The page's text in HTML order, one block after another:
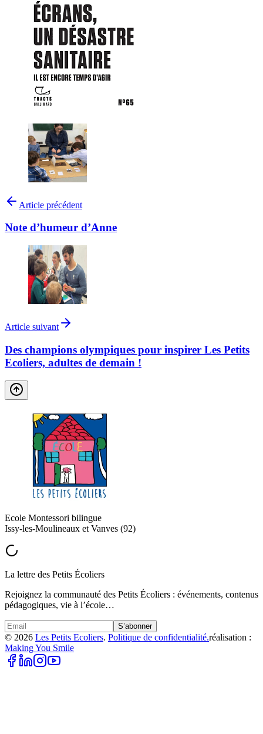
Article précédent
Note d’humeur d’Anne
Article suivant
Des champions olympiques pour inspirer Les Petits
Ecoliers, adultes de demain !
Ecole Montessori bilingue
Issy-les-Moulineaux et Vanves (92)
La lettre des Petits Écoliers
Rejoignez la communauté des Petits Écoliers : événements, contenus
pédagogiques, vie à l’école…
S’abonner
© 2026 Les Petits Ecoliers. Politique de confidentialité.réalisation :
Making You Smile